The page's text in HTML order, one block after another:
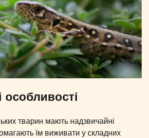
тварин мають надзвичайні
їм виживати у складних